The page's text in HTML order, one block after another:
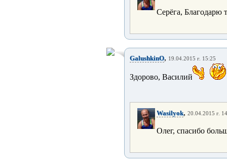
Серёга, Благодарю
GalushkinO, 19.04.2015 г. 15:25
Здорово, Василий
Wasilyok, 20.04.2015 г.
Олег, спасибо